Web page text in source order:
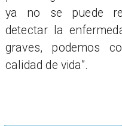
ya no se puede
detectar la
graves, podemos
calidad de vida”.